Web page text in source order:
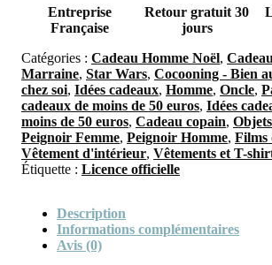
Entreprise
Française
Retour gratuit 30
jours
Catégories : Cadeau Homme Noël,
Marraine, Star Wars, Cocooning - Bien
chez soi, Idées cadeaux, Homme, Oncle,
cadeaux de moins de 50 euros, Idées
moins de 50 euros, Cadeau copain,
Peignoir Femme, Peignoir Homme, Films
Vêtement d'intérieur, Vêtements et T-
Étiquette : Licence officielle
Description
Informations complémentaires
Avis (0)